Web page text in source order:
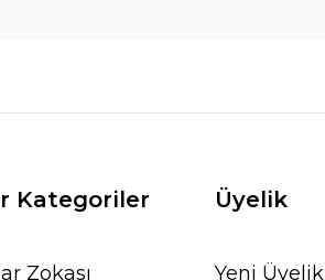
Kategoriler
Zokası
Üyelik
Yeni Üyelik